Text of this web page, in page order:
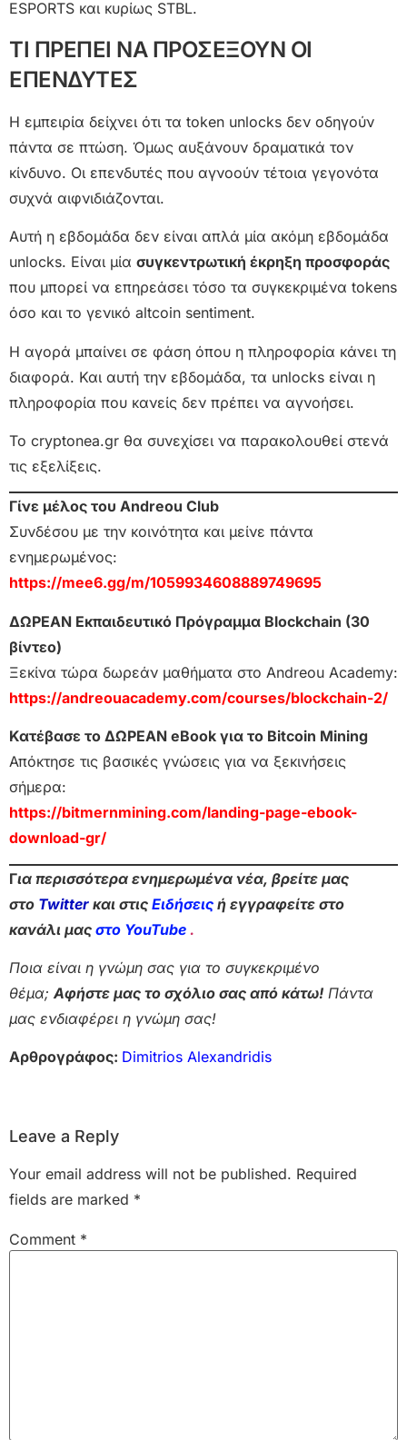
ESPORTS και κυρίως STBL.
ΤΙ ΠΡΕΠΕΙ ΝΑ ΠΡΟΣΕΞΟΥΝ ΟΙ
ΕΠΕΝΔΥΤΕΣ
Η εμπειρία δείχνει ότι τα token unlocks δεν οδηγούν
πάντα σε πτώση. Όμως αυξάνουν δραματικά τον
κίνδυνο. Οι επενδυτές που αγνοούν τέτοια γεγονότα
συχνά αιφνιδιάζονται.
Αυτή η εβδομάδα δεν είναι απλά μία ακόμη εβδομάδα
unlocks. Είναι μία συγκεντρωτική έκρηξη προσφοράς
που μπορεί να επηρεάσει τόσο τα συγκεκριμένα tokens
όσο και το γενικό altcoin sentiment.
Η αγορά μπαίνει σε φάση όπου η πληροφορία κάνει τη
διαφορά. Και αυτή την εβδομάδα, τα unlocks είναι η
πληροφορία που κανείς δεν πρέπει να αγνοήσει.
Το cryptonea.gr θα συνεχίσει να παρακολουθεί στενά
τις εξελίξεις.
Γίνε μέλος του Andreou Club
Συνδέσου με την κοινότητα και μείνε πάντα
ενημερωμένος:
https://mee6.gg/m/1059934608889749695
ΔΩΡΕΑΝ Εκπαιδευτικό Πρόγραμμα Blockchain (30
βίντεο)
Ξεκίνα τώρα δωρεάν μαθήματα στο Andreou Academy:
https://andreouacademy.com/courses/blockchain-2/
Κατέβασε το ΔΩΡΕΑΝ eBook για το Bitcoin Mining
Απόκτησε τις βασικές γνώσεις για να ξεκινήσεις
σήμερα:
https://bitmernmining.com/landing-page-ebook-
download-gr/
Για περισσότερα ενημερωμένα νέα, βρείτε μας
στο Twitter και στις Ειδήσεις ή εγγραφείτε στο
κανάλι μας στο YouTube .
Ποια είναι η γνώμη σας για το συγκεκριμένο
θέμα; Αφήστε μας το σχόλιο σας από κάτω! Πάντα
μας ενδιαφέρει η γνώμη σας!
Αρθρογράφος: Dimitrios Alexandridis
Leave a Reply
Your email address will not be published. Required
fields are marked *
Comment *